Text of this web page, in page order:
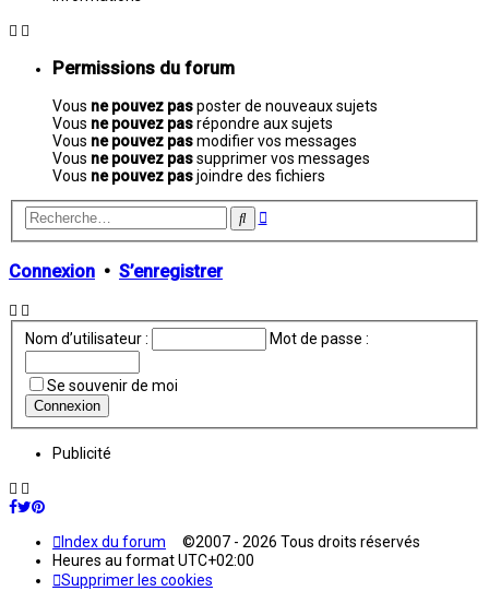
Permissions du forum
Vous ne pouvez pasposter de nouveaux sujets
Vous ne pouvez pasrépondre aux sujets
Vous ne pouvez pasmodifier vos messages
Vous ne pouvez passupprimer vos messages
Vous ne pouvez pasjoindre des fichiers
Rechercher
Recherche
Connexion • S’enregistrer
Nom d’utilisateur : Mot de passe :
Se souvenir de moi
Publicité
Index du forum ©2007 - 2026 Tous droits réservés
Heures au formatUTC+02:00
Supprimer les cookies